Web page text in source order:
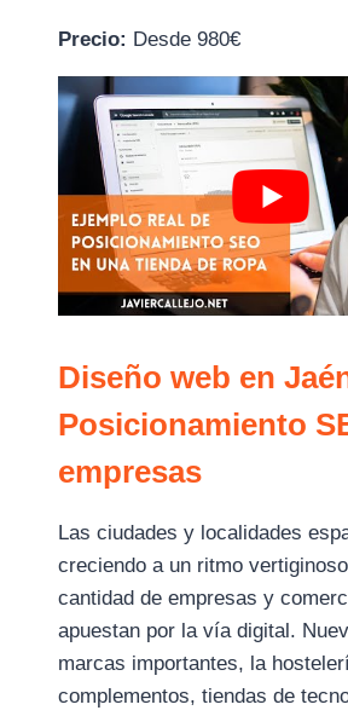
Precio: Desde 980€
Diseño web en
Posicionamiento
empresas
Las ciudades y localidades
creciendo a un ritmo
cantidad de empresas y
apuestan por la vía digital.
marcas importantes, la
complementos, tiendas de